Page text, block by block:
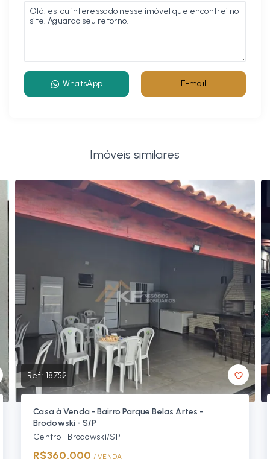
WhatsApp E-mail
Imóveis similares
Ref.: 18752
Casa à Venda - Bairro Parque Belas Artes -
Brodowski - S/P
Centro - Brodowski/SP
R$360.000 / VENDA